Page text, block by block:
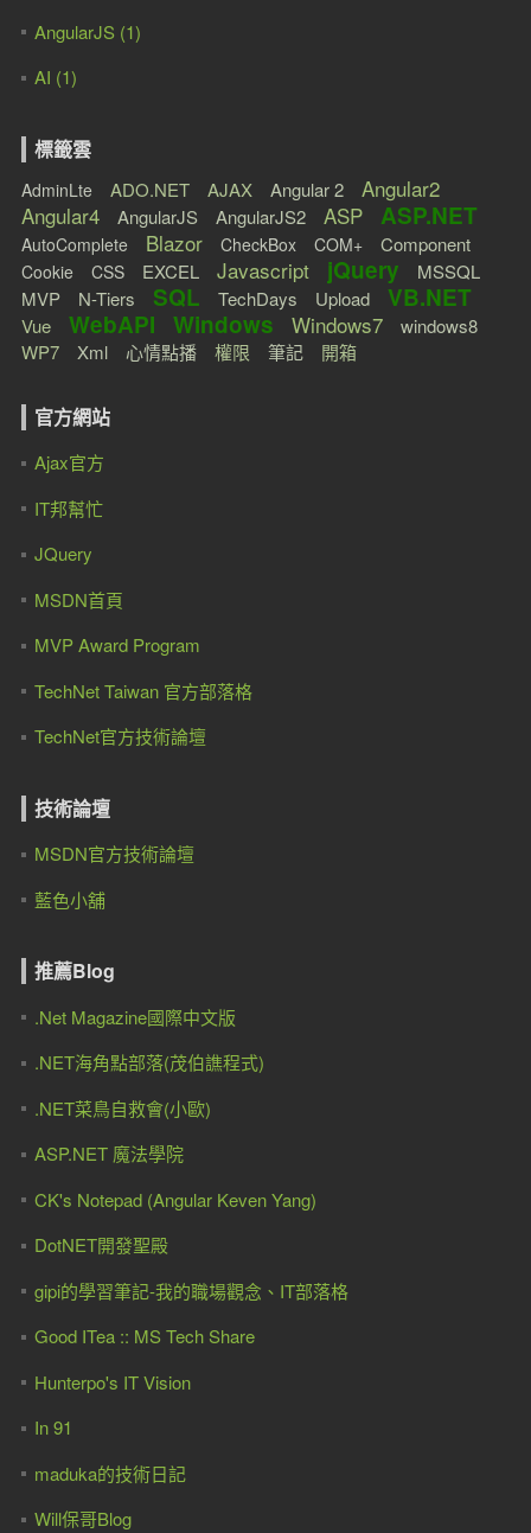
AngularJS (1)
AI (1)
標籤雲
AdminLte ADO.NET AJAX Angular 2
Angular2
Angular4
AngularJS AngularJS2 ASP ASP.NET
AutoComplete Blazor CheckBox COM+ Component
Cookie CSS EXCEL Javascript jQuery
MSSQL
MVP
N-Tiers SQL TechDays Upload VB.NET
Vue WebAPI Windows Windows7
windows8
WP7
Xml 心情點播 權限 筆記 開箱
官方網站
Ajax官方
IT邦幫忙
JQuery
MSDN首頁
MVP Award Program
TechNet Taiwan 官方部落格
TechNet官方技術論壇
技術論壇
MSDN官方技術論壇
藍色小舖
推薦Blog
.Net Magazine國際中文版
.NET海角點部落(茂伯譙程式)
.NET菜鳥自救會(小歐)
ASP.NET 魔法學院
CK's Notepad (Angular Keven Yang)
DotNET開發聖殿
gipi的學習筆記-我的職場觀念、IT部落格
Good ITea :: MS Tech Share
Hunterpo's IT Vision
In 91
maduka的技術日記
Will保哥Blog